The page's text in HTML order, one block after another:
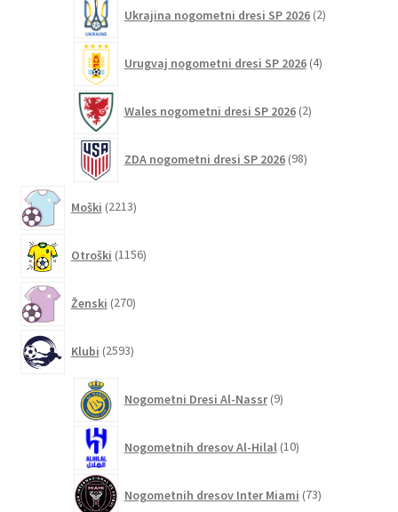
Ukrajina nogometni dresi SP 2026 2izdelka
Urugvaj nogometni dresi SP 2026 4izdelki
Wales nogometni dresi SP 2026 2izdelka
ZDA nogometni dresi SP 2026 98izdelkov
Moški 2213izdelkov
Otroški 1156izdelkov
Ženski 270izdelkov
Klubi 2593izdelkov
Nogometni Dresi Al-Nassr 9izdelkov
Nogometnih dresov Al-Hilal 10izdelkov
Nogometnih dresov Inter Miami 73izdelkov